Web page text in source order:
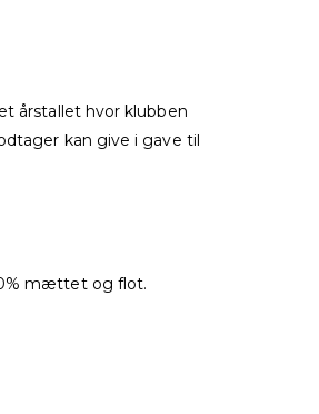
årstallet hvor klubben
kan give i gave til
mættet og flot.